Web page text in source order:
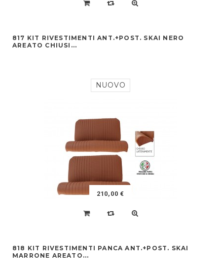
817 KIT RIVESTIMENTI ANT.+POST. SKAI NERO
AREATO CHIUSI...
NUOVO
210,00 €
818 KIT RIVESTIMENTI PANCA ANT.+POST. SKAI
MARRONE AREATO...